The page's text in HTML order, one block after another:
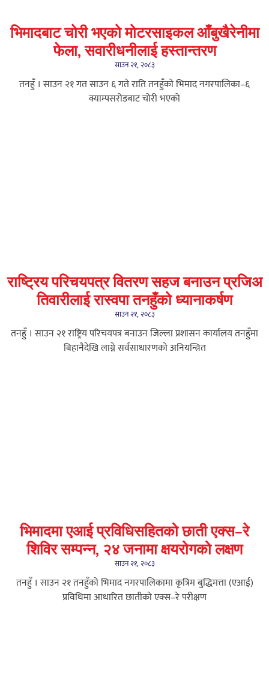
भिमादबाट चोरी भएको मोटरसाइकल आँबुखैरेनीमा
फेला, सवारीधनीलाई हस्तान्तरण
साउन २१, २०८३
तनहुँ । साउन २१ गत साउन ६ गते राति तनहुँको भिमाद नगरपालिका–६
क्याम्पसरोडबाट चोरी भएको
राष्ट्रिय परिचयपत्र वितरण सहज बनाउन प्रजिअ
तिवारीलाई रास्वपा तनहुँको ध्यानाकर्षण
साउन २१, २०८३
तनहुँ । साउन २१ राष्ट्रिय परिचयपत्र बनाउन जिल्ला प्रशासन कार्यालय तनहुँमा
बिहानैदेखि लाग्ने सर्वसाधारणको अनियन्त्रित
भिमादमा एआई प्रविधिसहितको छाती एक्स–रे
शिविर सम्पन्न, २४ जनामा क्षयरोगको लक्षण
साउन २१, २०८३
तनहुँ । साउन २१ तनहुँको भिमाद नगरपालिकामा कृत्रिम बुद्धिमत्ता (एआई)
प्रविधिमा आधारित छातीको एक्स–रे परीक्षण